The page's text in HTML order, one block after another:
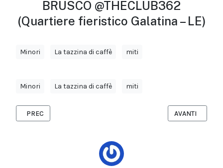
BRUSCO @THECLUB362
(Quartiere fieristico Galatina – LE)
Minori La tazzina di caffè miti
Minori La tazzina di caffè miti
ARTICOLO PRECEDENTE: JAZZ &WINE: L’HAPPY HOUR DEL
PREC ARTICOLO
AVANTI